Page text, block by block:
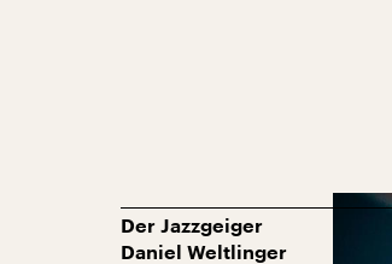
Der Jazzgeiger
Daniel Weltlinger